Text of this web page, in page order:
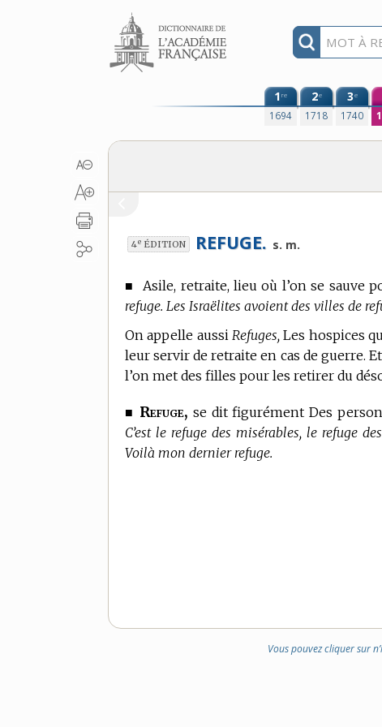
Aller au contenu
1re
1694
2e
1718
3e
1740
4e ÉDITION REFUGE. s. m.
■ Asile, retraite, lieu où l’on se sauve
refuge. Les Israëlites avoient des villes de
On appelle aussi Refuges, Les hospices
leur servir de retraite en cas de guerre.
l’on met des filles pour les retirer du
■ Refuge, se dit figurément Des
C’est le refuge des misérables, le refuge
Voilà mon dernier refuge.
Vous pouvez cliquer sur